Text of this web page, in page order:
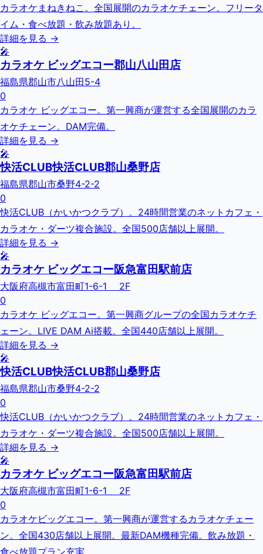
カラオケまねきねこ。全国展開のカラオケチェーン。フリータ
イム・食べ放題・飲み放題あり。
詳細を見る →
🎤
カラオケ ビッグエコー郡山八山田店
福島県郡山市八山田5-4
0
カラオケ ビッグエコー。第一興商が運営する全国展開のカラ
オケチェーン。DAM完備。
詳細を見る →
🎤
快活CLUB快活CLUB郡山桑野店
福島県郡山市桑野4-2-2
0
快活CLUB（かいかつクラブ）。24時間営業のネットカフェ・
カラオケ・ダーツ複合施設。全国500店舗以上展開。
詳細を見る →
🎤
カラオケ ビッグエコー阪急富田駅前店
大阪府高槻市富田町1-6-1 2F
0
カラオケ ビッグエコー。第一興商グループの全国カラオケチ
ェーン。LIVE DAM Ai搭載。全国440店舗以上展開。
詳細を見る →
🎤
快活CLUB快活CLUB郡山桑野店
福島県郡山市桑野4-2-2
0
快活CLUB（かいかつクラブ）。24時間営業のネットカフェ・
カラオケ・ダーツ複合施設。全国500店舗以上展開。
詳細を見る →
🎤
カラオケ ビッグエコー阪急富田駅前店
大阪府高槻市富田町1-6-1 2F
0
カラオケビッグエコー。第一興商が運営するカラオケチェー
ン。全国430店舗以上展開。最新DAM機種完備。飲み放題・
食べ放題プラン充実。